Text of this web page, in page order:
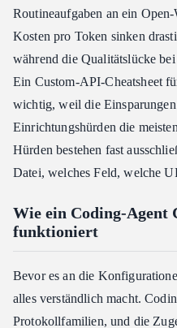
Routineaufgaben an ein
Kosten pro Token sinken
während die Qualitätslücke
Ein Custom-API-Cheatsheet
wichtig, weil die
Einrichtungshürden die
Hürden bestehen fast
Datei, welches Feld, welche
Wie ein Coding-Agent
funktioniert
Bevor es an die
alles verständlich macht.
Protokollfamilien, und die